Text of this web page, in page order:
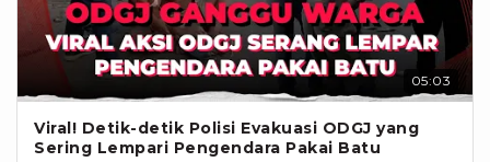
05:03
Viral! Detik-detik Polisi Evakuasi ODGJ yang
Sering Lempari Pengendara Pakai Batu